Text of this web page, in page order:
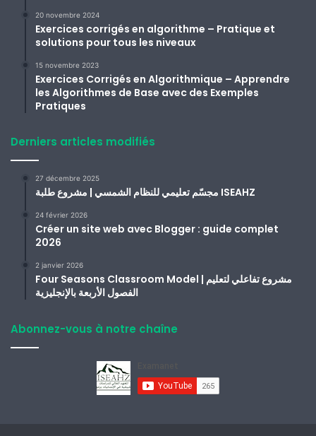
20 novembre 2024
Exercices corrigés en algorithme – Pratique et
solutions pour tous les niveaux
15 novembre 2023
Exercices Corrigés en Algorithmique – Apprendre
les Algorithmes de Base avec des Exemples
Pratiques
Derniers articles modifiés
27 décembre 2025
مجسّم تعليمي للنظام الشمسي | مشروع طلبة ISEAHZ
24 février 2026
Créer un site web avec Blogger : guide complet
2026
2 janvier 2026
Four Seasons Classroom Model | مشروع تفاعلي لتعليم
الفصول الأربعة بالإنجليزية
Abonnez-vous à notre chaîne